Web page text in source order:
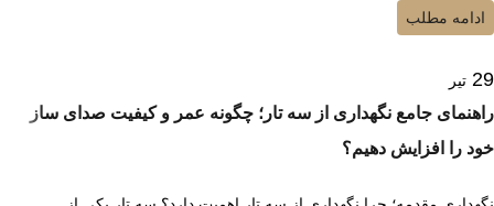
ادامه مطلب
29 تیر
راهنمای جامع نگهداری از سه تار؛ چگونه عمر و کیفیت صدای ساز
خود را افزایش دهیم؟